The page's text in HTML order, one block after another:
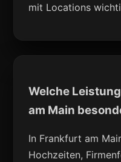
mit Locations
Welche
am Main
In Frankfurt am
Hochzeiten,